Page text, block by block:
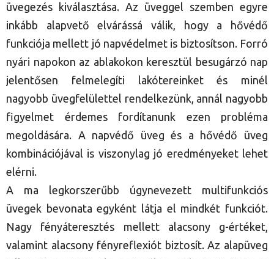
üvegezés kiválasztása. Az üveggel szemben egyre
inkább alapvető elvárássá válik, hogy a hővédő
funkciója mellett jó napvédelmet is biztosítson. Forró
nyári napokon az ablakokon keresztül besugárzó nap
jelentősen felmelegíti lakótereinket és minél
nagyobb üvegfelülettel rendelkezünk, annál nagyobb
figyelmet érdemes fordítanunk ezen probléma
megoldására. A napvédő üveg és a hővédő üveg
kombinációjával is viszonylag jó eredményeket lehet
elérni.
A ma legkorszerűbb úgynevezett multifunkciós
üvegek bevonata egyként látja el mindkét funkciót.
Nagy fényáteresztés mellett alacsony g-értéket,
valamint alacsony fényreflexiót biztosít. Az alapüveg